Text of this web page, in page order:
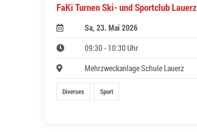
FaKi Turnen Ski- und Sportclub Lauerz
Sa, 23. Mai 2026
09:30 - 10:30 Uhr
Mehrzweckanlage Schule Lauerz
Diverses Sport